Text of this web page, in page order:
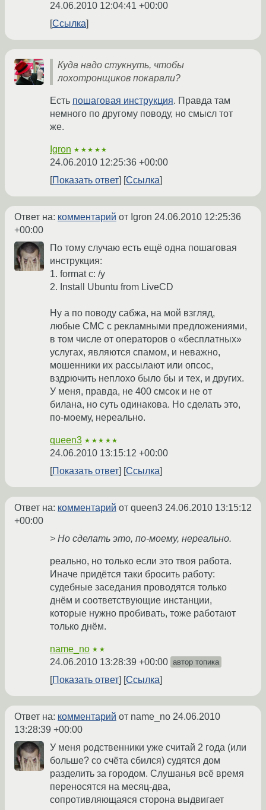
24.06.2010 12:04:41 +00:00
Ссылка
Куда надо стукнуть, чтобы
лохотронщиков покарали?
Есть пошаговая инструкция. Правда там
немного по другому поводу, но смысл тот
же.
Igron ★★★★★
24.06.2010 12:25:36 +00:00
Показать ответ
Ссылка
Ответ на: комментарий от Igron 24.06.2010 12:25:36
+00:00
По тому случаю есть ещё одна пошаговая
инструкция:
1. format c: /y
2. Install Ubuntu from LiveCD
Ну а по поводу сабжа, на мой взгляд,
любые СМС с рекламными предложениями,
в том числе от операторов о «бесплатных»
услугах, являются спамом, и неважно,
мошенники их рассылают или опсос,
вздрючить неплохо было бы и тех, и других.
У меня, правда, не 400 смсок и не от
билана, но суть одинакова. Но сделать это,
по-моему, нереально.
queen3 ★★★★★
24.06.2010 13:15:12 +00:00
Показать ответ
Ссылка
Ответ на: комментарий от queen3 24.06.2010 13:15:12
+00:00
> Но сделать это, по-моему, нереально.
реально, но только если это твоя работа.
Иначе придётся таки бросить работу:
судебные заседания проводятся только
днём и соответствующие инстанции,
которые нужно пробивать, тоже работают
только днём.
name_no ★★
24.06.2010 13:28:39 +00:00 автор топика
Показать ответ Ссылка
Ответ на: комментарий от name_no 24.06.2010
13:28:39 +00:00
У меня родственники уже считай 2 года (или
больше? со счёта сбился) судятся дом
разделить за городом. Слушанья всё время
переносятся на месяц-два,
сопротивляющаяся сторона выдвигает